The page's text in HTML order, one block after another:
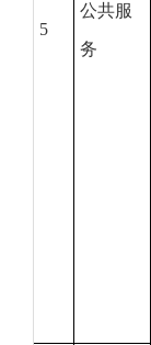
5
公共服
务